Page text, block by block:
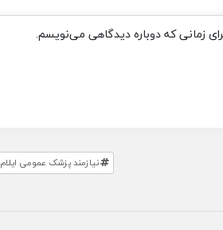
زمانی که دوباره دیدگاهی می‌نویسم.
نیازمند پزشک عمومی ایلام